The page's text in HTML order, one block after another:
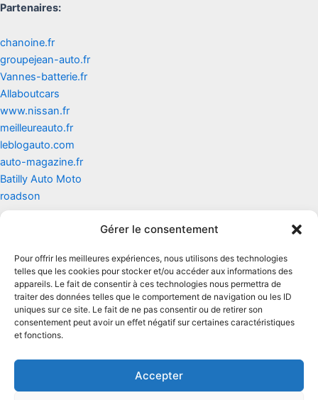
Gérer le consentement
Pour offrir les meilleures expériences, nous utilisons des technologies
telles que les cookies pour stocker et/ou accéder aux informations des
appareils. Le fait de consentir à ces technologies nous permettra de
traiter des données telles que le comportement de navigation ou les ID
uniques sur ce site. Le fait de ne pas consentir ou de retirer son
consentement peut avoir un effet négatif sur certaines caractéristiques
et fonctions.
Accepter
Partenaires:
chanoine.fr
groupejean-auto.fr
Vannes-batterie.fr
Allaboutcars
www.nissan.fr
meilleureauto.fr
leblogauto.com
auto-magazine.fr
Batilly Auto Moto
roadson
Mentions légales
Conditions générales d'utilisation
Conditions générales de vente
Politique de cookies
Politique de confidentialité